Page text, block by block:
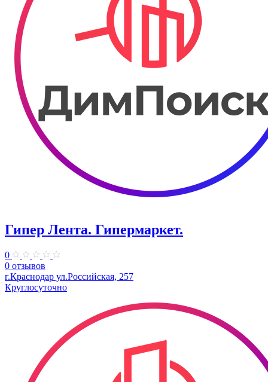
Гипер Лента. Гипермаркет.
0
0 отзывов
г.Краснодар ул.Российская, 257
Круглосуточно